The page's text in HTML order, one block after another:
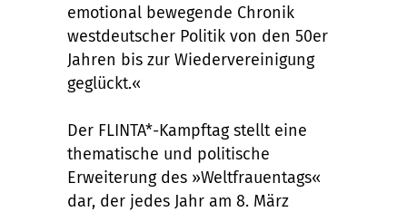
emotional bewegende Chronik
westdeutscher Politik von den 50er
Jahren bis zur Wiedervereinigung
geglückt.«
Der FLINTA*-Kampftag stellt eine
thematische und politische
Erweiterung des »Weltfrauentags«
dar, der jedes Jahr am 8. März